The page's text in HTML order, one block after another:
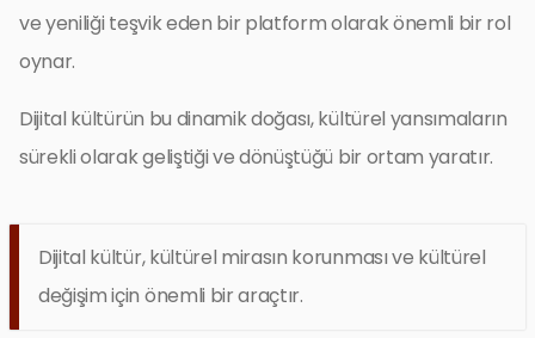
ve yeniliği teşvik eden bir platform olarak önemli bir rol
oynar.
Dijital kültürün bu dinamik doğası, kültürel yansımaların
sürekli olarak geliştiği ve dönüştüğü bir ortam yaratır.
Dijital kültür, kültürel mirasın korunması ve kültürel
değişim için önemli bir araçtır.